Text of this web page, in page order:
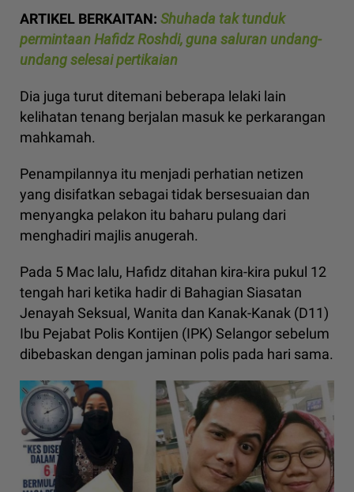
ARTIKEL BERKAITAN: Shuhada tak tunduk
permintaan Hafidz Roshdi, guna saluran undang-
undang selesai pertikaian
Dia juga turut ditemani beberapa lelaki lain
kelihatan tenang berjalan masuk ke perkarangan
mahkamah.
Penampilannya itu menjadi perhatian netizen
yang disifatkan sebagai tidak bersesuaian dan
menyangka pelakon itu baharu pulang dari
menghadiri majlis anugerah.
Pada 5 Mac lalu, Hafidz ditahan kira-kira pukul 12
tengah hari ketika hadir di Bahagian Siasatan
Jenayah Seksual, Wanita dan Kanak-Kanak (D11)
Ibu Pejabat Polis Kontijen (IPK) Selangor sebelum
dibebaskan dengan jaminan polis pada hari sama.